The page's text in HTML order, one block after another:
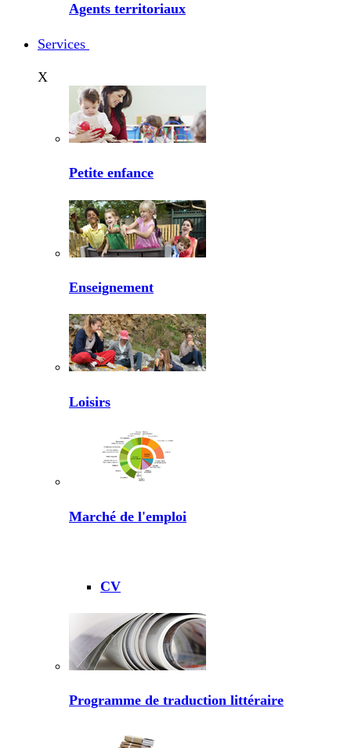
Agents territoriaux
Services
X
Petite enfance
Enseignement
Loisirs
Marché de l'emploi
CV
Programme de traduction littéraire